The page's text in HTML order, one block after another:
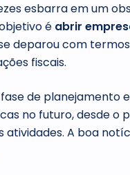
esbarra em um
é abrir
deparou com
fiscais.
de planejamento
no futuro, desde o
A boa